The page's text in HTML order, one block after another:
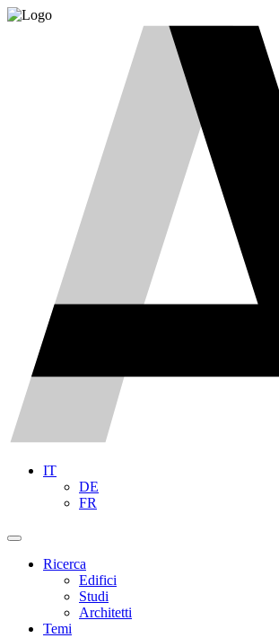
IT
DE
FR
Ricerca
Edifici
Studi
Architetti
Temi